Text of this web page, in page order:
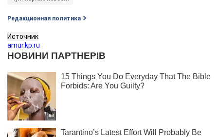
Редакционная политика
Источник
amur.kp.ru